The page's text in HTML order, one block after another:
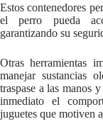
Estos contenedores
el perro pueda
garantizando su
Otras herramientas
manejar sustancias
traspase a las manos
inmediato el
juguetes que motiven